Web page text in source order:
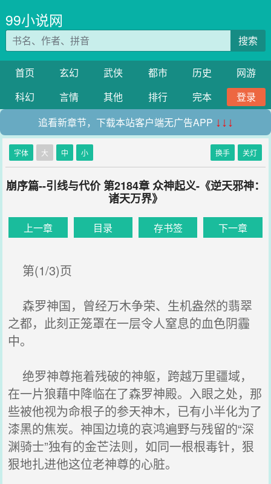
99小说网
搜索
首页 玄幻 武侠 都市 历史
网游
科幻
言情 其他 排行 完本
登录
追看新章节，下载本站客户端无广告APP ↓↓↓
字体 大 中 小 换手 关灯
崩序篇--引线与代价 第2184章 众神起义-《逆天邪神：
诸天万界》
上一章 目录 存书签 下一章
第(1/3)页
森罗神国，曾经万木争荣、生机盎然的翡翠
之都，此刻正笼罩在一层令人窒息的血色阴霾
中。
绝罗神尊拖着残破的神躯，跨越万里疆域，
在一片狼藉中降临在了森罗神殿。入眼之处，那
些被他视为命根子的参天神木，已有小半化为了
漆黑的焦炭。神国边境的哀鸿遍野与残留的“深
渊骑士”独有的金芒法则，如同一根根毒针，狠
狠地扎进他这位老神尊的心脏。